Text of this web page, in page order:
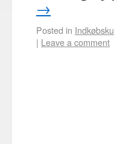
→
Posted in
| Leave a comment